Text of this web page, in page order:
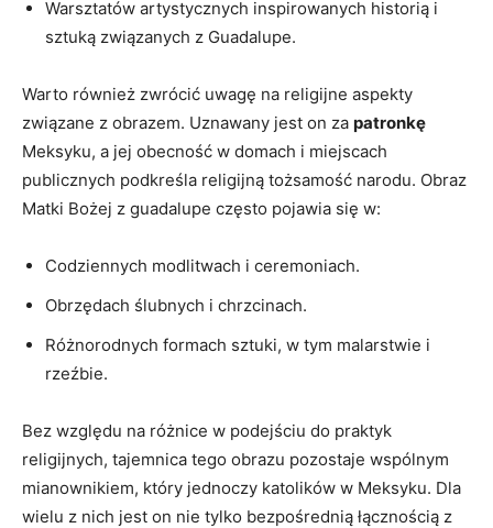
Warsztatów artystycznych inspirowanych historią i
sztuką ⁤związanych z Guadalupe.
Warto również zwrócić uwagę na religijne aspekty
związane z‌ obrazem. Uznawany jest on za patronkę
Meksyku, a jej obecność w domach i miejscach
publicznych podkreśla religijną⁤ tożsamość narodu. Obraz
Matki Bożej z guadalupe często ⁤pojawia się w:
Codziennych modlitwach i ceremoniach.
Obrzędach ślubnych i chrzcinach.
Różnorodnych ‍formach sztuki, w tym malarstwie ⁣i
rzeźbie.
Bez względu na różnice ‌w podejściu ⁣do praktyk
religijnych, tajemnica tego ​obrazu pozostaje wspólnym
mianownikiem, który jednoczy katolików w Meksyku. Dla
wielu z nich jest on nie tylko bezpośrednią łącznością ‌z